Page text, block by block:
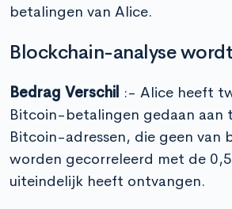
betalingen van Alice.
Blockchain-analyse
Bedrag Verschil :- Alice heeft
Bitcoin-betalingen gedaan aan
Bitcoin-adressen, die geen van
worden gecorreleerd met de
uiteindelijk heeft ontvangen.